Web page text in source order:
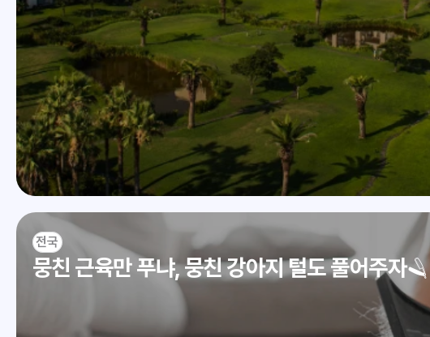
전국
뭉친 근육만 푸냐, 뭉친 강아지 털도 풀어주자🪒